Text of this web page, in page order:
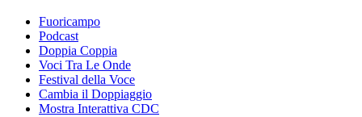
Fuoricampo
Podcast
Doppia Coppia
Voci Tra Le Onde
Festival della Voce
Cambia il Doppiaggio
Mostra Interattiva CDC